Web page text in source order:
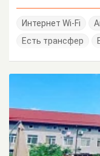
Интернет Wi-Fi
Есть трансфер